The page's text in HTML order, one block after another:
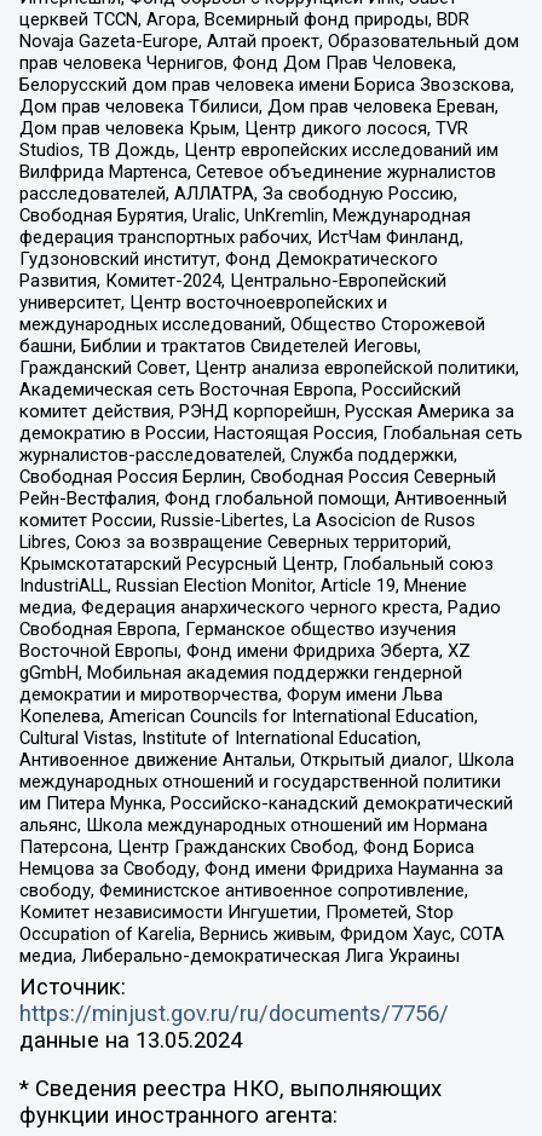
церквей TCCN, Агора, Всемирный фонд природы, BDR
Novaja Gazeta-Europe, Алтай проект, Образовательный дом
прав человека Чернигов, Фонд Дом Прав Человека,
Белорусский дом прав человека имени Бориса Звозскова,
Дом прав человека Тбилиси, Дом прав человека Ереван,
Дом прав человека Крым, Центр дикого лосося, TVR
Studios, ТВ Дождь, Центр европейских исследований им
Вилфрида Мартенса, Сетевое объединение журналистов
расследователей, АЛЛАТРА, За свободную Россию,
Свободная Бурятия, Uralic, UnKremlin, Международная
федерация транспортных рабочих, ИстЧам Финланд,
Гудзоновский институт, Фонд Демократического
Развития, Комитет-2024, Центрально-Европейский
университет, Центр восточноевропейских и
международных исследований, Общество Сторожевой
башни, Библии и трактатов Свидетелей Иеговы,
Гражданский Совет, Центр анализа европейской политики,
Академическая сеть Восточная Европа, Российский
комитет действия, РЭНД корпорейшн, Русская Америка за
демократию в России, Настоящая Россия, Глобальная сеть
журналистов-расследователей, Служба поддержки,
Свободная Россия Берлин, Свободная Россия Северный
Рейн-Вестфалия, Фонд глобальной помощи, Антивоенный
комитет России, Russie-Libertes, La Asocicion de Rusos
Libres, Союз за возвращение Северных территорий,
Крымскотатарский Ресурсный Центр, Глобальный союз
IndustriALL, Russian Election Monitor, Article 19, Мнение
медиа, Федерация анархического черного креста, Радио
Свободная Европа, Германское общество изучения
Восточной Европы, Фонд имени Фридриха Эберта, XZ
gGmbH, Мобильная академия поддержки гендерной
демократии и миротворчества, Форум имени Льва
Копелева, American Councils for International Education,
Cultural Vistas, Institute of International Education,
Антивоенное движение Антальи, Открытый диалог, Школа
международных отношений и государственной политики
им Питера Мунка, Российско-канадский демократический
альянс, Школа международных отношений им Нормана
Патерсона, Центр Гражданских Свобод, Фонд Бориса
Немцова за Свободу, Фонд имени Фридриха Науманна за
свободу, Феминистское антивоенное сопротивление,
Комитет независимости Ингушетии, Прометей, Stop
Occupation of Karelia, Вернись живым, Фридом Хаус, СОТА
медиа, Либерально-демократическая Лига Украины
Источник:
https://minjust.gov.ru/ru/documents/7756/
данные на 13.05.2024
* Сведения реестра НКО, выполняющих
функции иностранного агента: